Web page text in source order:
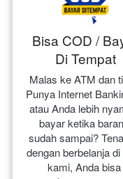
Bisa COD /
Di Tempat
Malas ke ATM dan
Punya Internet
atau Anda lebih
bayar ketika
sudah sampai?
dengan berbelanja
kami, Anda bisa